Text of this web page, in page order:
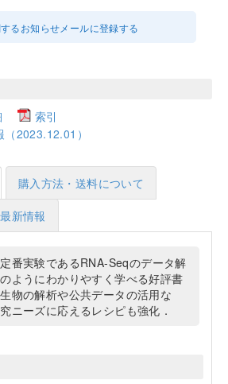
るお知らせメールに登録する
索引
2023.12.01）
購入方法・送料について
新情報
番実験であるRNA-Seqのデータ解
ようにわかりやすく学べる好評書
物の解析や公共データの活用な
ニーズに応えるレシピも強化．